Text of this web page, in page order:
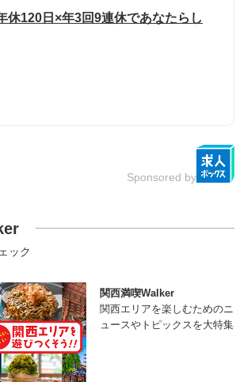
休120日×年3回9連休であなたらし
Sponsored by
ック
関西満喫Walker
関西エリアを楽しむためのニ
ュースやトピックスを大特集